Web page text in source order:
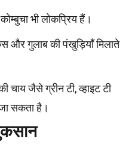
भी लोकप्रिय हैं।
और गुलाब की पंखुड़ियाँ मिलाते
चाय जैसे ग्रीन टी, व्हाइट टी
सकता है।